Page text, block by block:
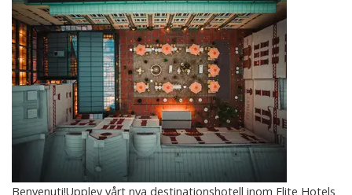
Benvenuti!Upplev vårt nya destinationshotell inom Elite Hotels